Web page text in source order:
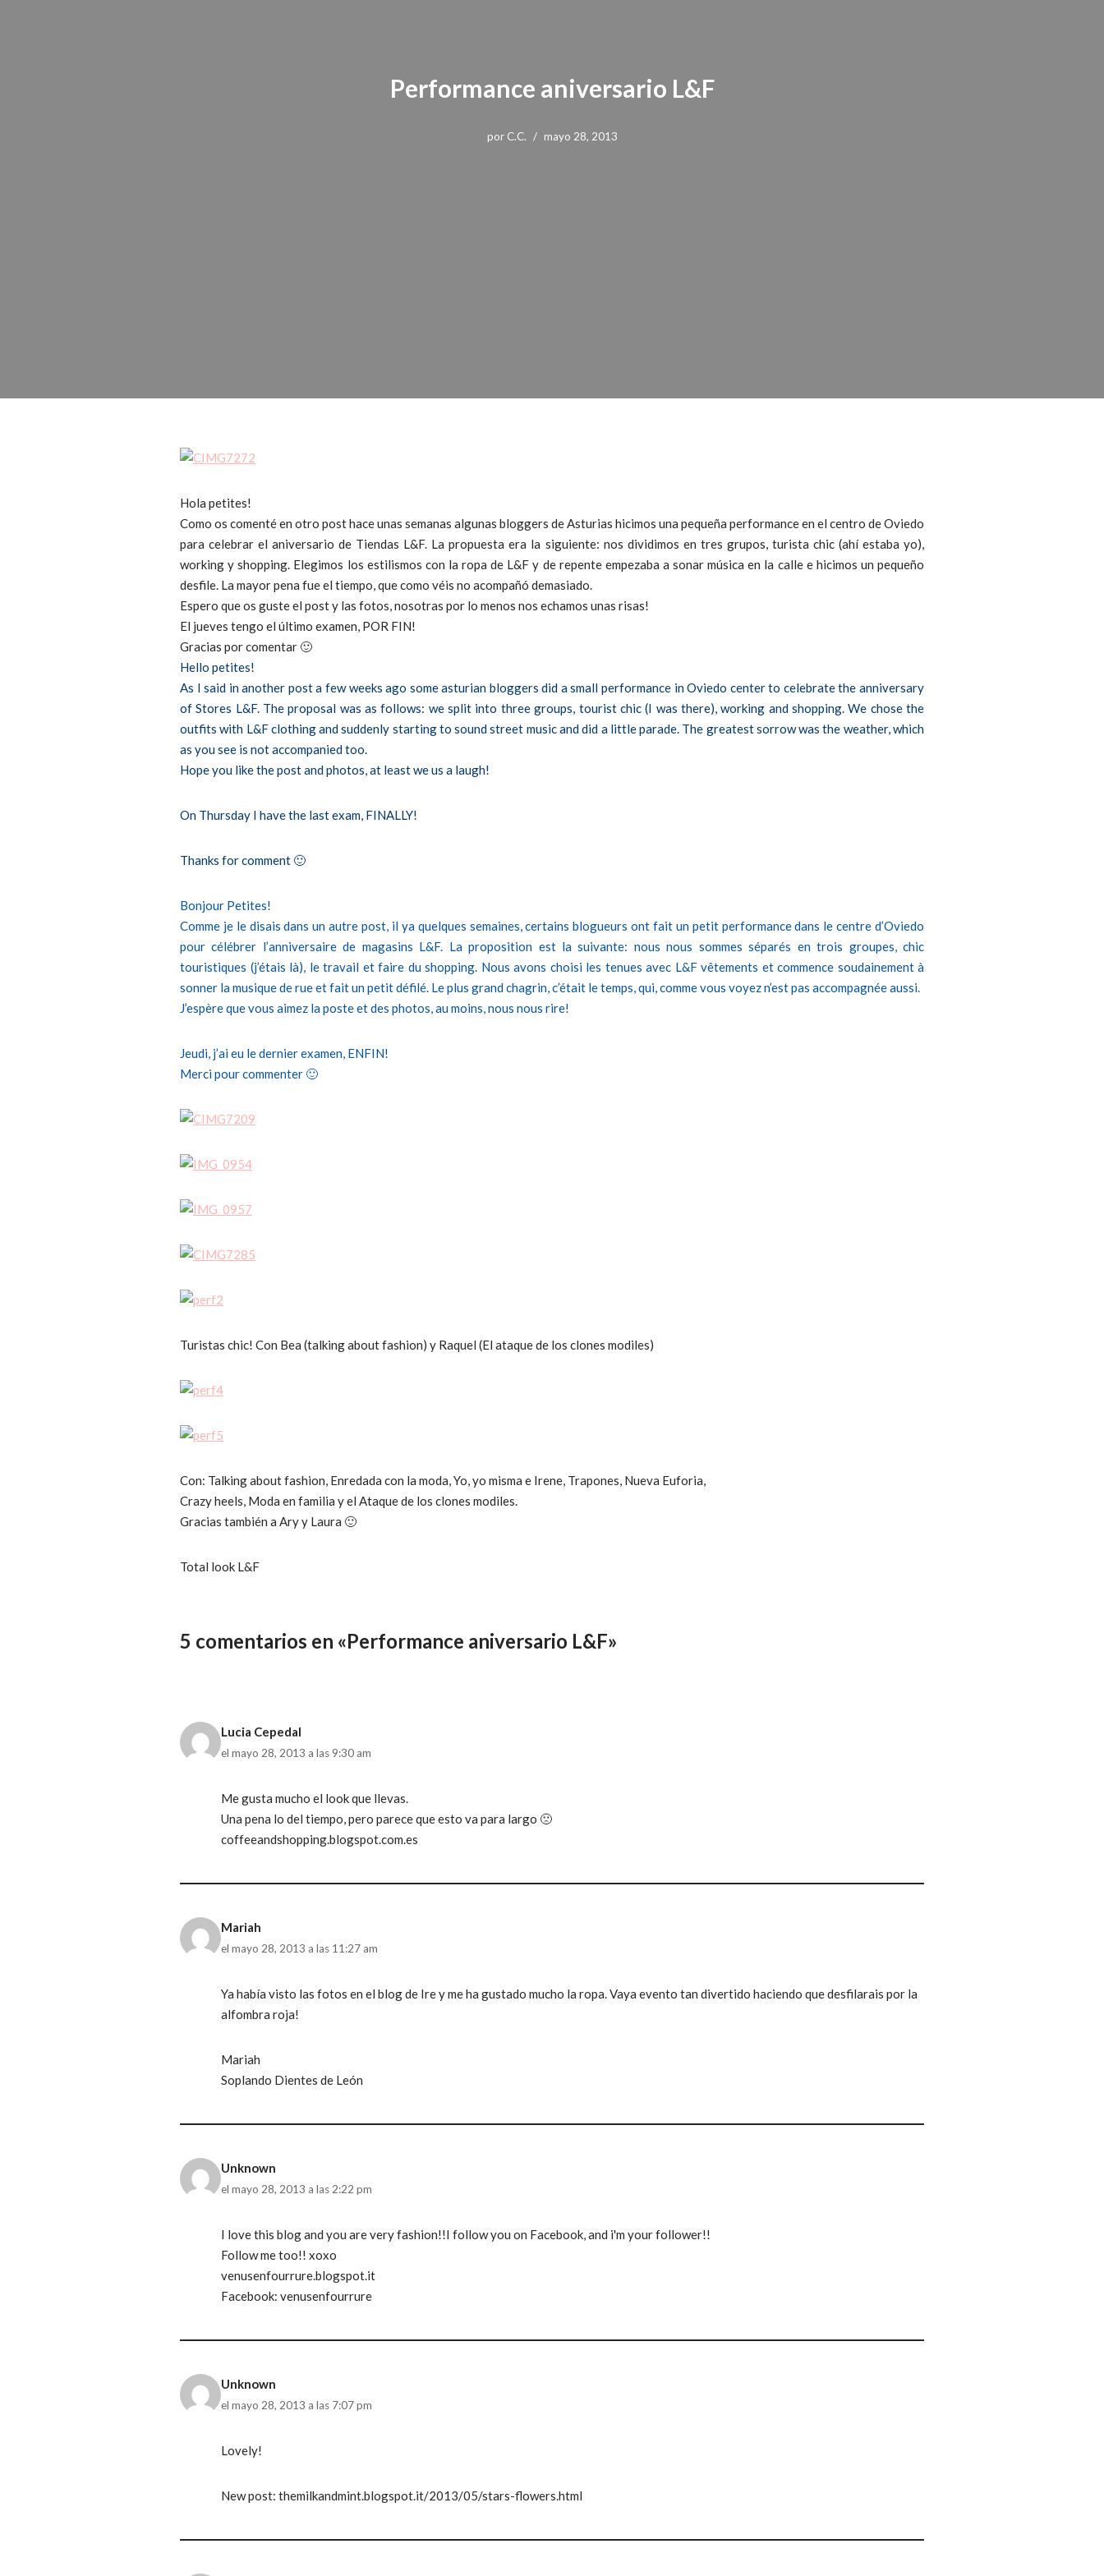
Performance aniversario L&F
por C.C. mayo 28, 2013
Hola petites!
Como os comenté en otro post hace unas semanas algunas bloggers de Asturias hicimos una pequeña performance en el centro de Oviedo
para celebrar el aniversario de Tiendas L&F. La propuesta era la siguiente: nos dividimos en tres grupos, turista chic (ahí estaba yo),
working y shopping. Elegimos los estilismos con la ropa de L&F y de repente empezaba a sonar música en la calle e hicimos un pequeño
desfile. La mayor pena fue el tiempo, que como véis no acompañó demasiado.
Espero que os guste el post y las fotos, nosotras por lo menos nos echamos unas risas!
El jueves tengo el último examen, POR FIN!
Gracias por comentar 🙂
Hello petites!
As I said in another post a few weeks ago some asturian bloggers did a small performance in Oviedo center to celebrate the anniversary
of Stores L&F. The proposal was as follows: we split into three groups, tourist chic (I was there), working and shopping. We chose the
outfits with L&F clothing and suddenly starting to sound street music and did a little parade. The greatest sorrow was the weather, which
as you see is not accompanied too.
Hope you like the post and photos, at least we us a laugh!
On Thursday I have the last exam, FINALLY!
Thanks for comment 🙂
Bonjour Petites!
Comme je le disais dans un autre post, il ya quelques semaines, certains blogueurs ont fait un petit performance dans le centre d’Oviedo
pour célébrer l’anniversaire de magasins L&F. La proposition est la suivante: nous nous sommes séparés en trois groupes, chic
touristiques (j’étais là), le travail et faire du shopping. Nous avons choisi les tenues avec L&F vêtements et commence soudainement à
sonner la musique de rue et fait un petit défilé. Le plus grand chagrin, c’était le temps, qui, comme vous voyez n’est pas accompagnée aussi.
J’espère que vous aimez la poste et des photos, au moins, nous nous rire!
Jeudi, j’ai eu le dernier examen, ENFIN!
Merci pour commenter 🙂
Turistas chic! Con Bea (talking about fashion) y Raquel (El ataque de los clones modiles)
Con: Talking about fashion, Enredada con la moda, Yo, yo misma e Irene, Trapones, Nueva Euforia,
Crazy heels, Moda en familia y el Ataque de los clones modiles.
Gracias también a Ary y Laura 🙂
Total look L&F
5 comentarios en «Performance aniversario L&F»
Lucia Cepedal
el mayo 28, 2013 a las 9:30 am
Me gusta mucho el look que llevas.
Una pena lo del tiempo, pero parece que esto va para largo 🙁
coffeeandshopping.blogspot.com.es
Mariah
el mayo 28, 2013 a las 11:27 am
Ya había visto las fotos en el blog de Ire y me ha gustado mucho la ropa. Vaya evento tan divertido haciendo que desfilarais por la
alfombra roja!
Mariah
Soplando Dientes de León
Unknown
el mayo 28, 2013 a las 2:22 pm
I love this blog and you are very fashion!!I follow you on Facebook, and i'm your follower!!
Follow me too!! xoxo
venusenfourrure.blogspot.it
Facebook: venusenfourrure
Unknown
el mayo 28, 2013 a las 7:07 pm
Lovely!
New post: themilkandmint.blogspot.it/2013/05/stars-flowers.html